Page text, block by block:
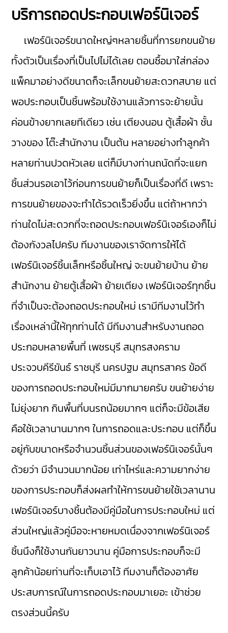
บริการถอดประกอบเฟอร์นิเจอร์
เฟอร์นิเจอร์ขนาดใหญ่ๆหลายชิ้นที่การยกขนย้าย
ทั้งตัวเป็นเรื่องที่เป็นไปไม่ได้เลย ตอนซื้อมาใส่กล่อง
แพ็คมาอย่างดีขนาดก็จะเล็กขนย้ายสะดวกสบาย แต่
พอประกอบเป็นชิ้นพร้อมใช้งานแล้วการจะย้ายนั้น
ค่อนข้างยากเลยทีเดียว เช่น เตียงนอน ตู้เสื้อผ้า ชั้น
วางของ โต๊ะสำนักงาน เป็นต้น หลายอย่างทำลูกค้า
หลายท่านปวดหัวเลย แต่ก็มีบางท่านถนัดที่จะแยก
ชิ้นส่วนรอเอาไว้ก่อนการขนย้ายก็เป็นเรื่องที่ดี เพราะ
การขนย้ายของจะทำได้รวดเร็วยิ่งขึ้น แต่ถ้าหากว่า
ท่านใดไม่สะดวกที่จะถอดประกอบเฟอร์นิเจอร์เองก็ไม่
ต้องกังวลไปครับ ทีมงานของเราจัดการให้ได้
เฟอร์นิเจอร์ชิ้นเล็กหรือชิ้นใหญ่ จะขนย้ายบ้าน ย้าย
สำนักงาน ย้ายตู้เสื้อผ้า ย้ายเตียง เฟอร์นิเจอร์ทุกชิ้น
ที่จำเป็นจะต้องถอดประกอบใหม่ เรามีทีมงานไว้ทำ
เรื่องเหล่านี้ให้ทุกท่านได้ มีทีมงานสำหรับงานถอด
ประกอบหลายพื้นที่ เพชรบุรี สมุทรสงคราม
ประจวบคีรีขันธ์ ราชบุรี นครปฐม สมุทรสาคร ข้อดี
ของการถอดประกอบใหม่มีมากมายครับ ขนย้ายง่าย
ไม่ยุ่งยาก กินพื้นที่บนรถน้อยมากๆ แต่ก็จะมีข้อเสีย
คือใช้เวลานานมากๆ ในการถอดและประกอบ แต่ก็ขึ้น
อยู่กับขนาดหรือจำนวนชิ้นส่วนของเฟอร์นิเจอร์นั้นๆ
ด้วยว่า มีจำนวนมากน้อย เท่าไหร่และความยากง่าย
ของการประกอบก็ส่งผลทำให้การขนย้ายใช้เวลานาน
เฟอร์นิเจอร์บางชิ้นต้องมีคู่มือในการประกอบใหม่ แต่
ส่วนใหญ่แล้วคู่มือจะหายหมดเนื่องจากเฟอร์นิเจอร์
ชิ้นนึงก็ใช้งานกันยาวนาน คู่มือการประกอบก็จะมี
ลูกค้าน้อยท่านที่จะเก็บเอาไว้ ทีมงานก็ต้องอาศัย
ประสบการณ์ในการถอดประกอบมาเยอะ เข้าช่วย
ตรงส่วนนี้ครับ